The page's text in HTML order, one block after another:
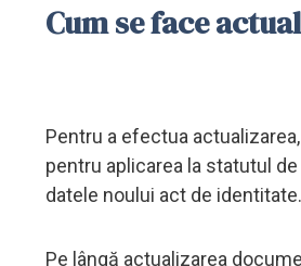
Cum se face
Pentru a efectua
pentru aplicarea la statutul
datele noului act de identitate.
Pe lângă actualizarea